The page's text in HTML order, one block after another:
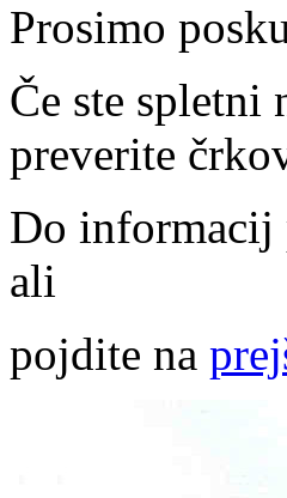
Prosimo
Če ste
preverite
Do informacij
ali
pojdite na